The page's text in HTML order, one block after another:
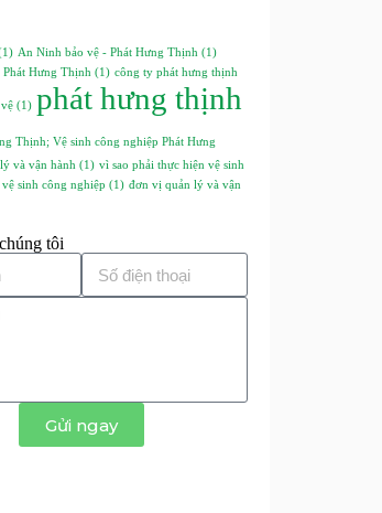
An Ninh bảo vệ - Phát Hưng Thịnh (1)
Phát Hưng Thịnh (1) công ty phát hưng thịnh
(1) phát hưng thịnh
Thịnh; Vệ sinh công nghiệp Phát Hưng
và vận hành (1) vì sao phải thực hiện vệ sinh
vệ sinh công nghiệp (1) đơn vị quản lý và vận
tôi
Gửi ngay